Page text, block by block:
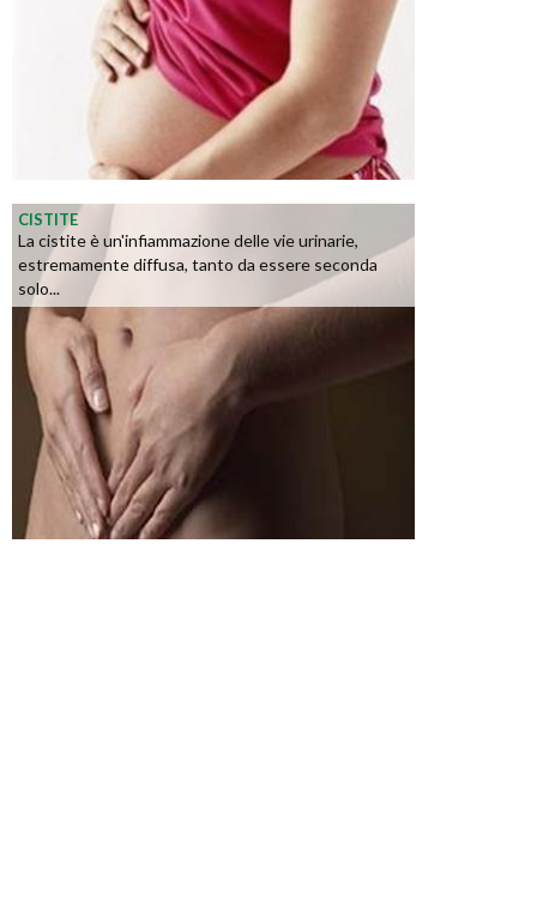
CISTITE
La cistite è un'infiammazione delle vie urinarie,
estremamente diffusa, tanto da essere seconda
solo...